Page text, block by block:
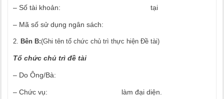
– Số tài khoản: tại
– Mã số sử dụng ngân sách:
Bên B:(Ghi tên tổ chức chủ trì thực hiện Đề tài)
Tổ chức chủ trì đề tài
– Do Ông/Bà:
– Chức vụ: làm đại diện.